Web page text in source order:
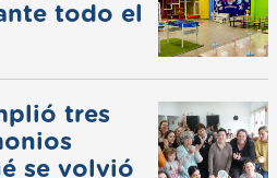
todo el
tres
se volvió